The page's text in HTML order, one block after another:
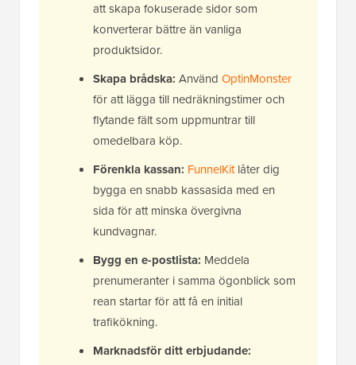
att skapa fokuserade sidor som
konverterar bättre än vanliga
produktsidor.
Skapa brådska: Använd OptinMonster
för att lägga till nedräkningstimer och
flytande fält som uppmuntrar till
omedelbara köp.
Förenkla kassan: FunnelKitlåter dig
bygga en snabb kassasida med en
sida för att minska övergivna
kundvagnar.
Bygg en e-postlista: Meddela
prenumeranter i samma ögonblick som
rean startar för att få en initial
trafikökning.
Marknadsför ditt erbjudande: